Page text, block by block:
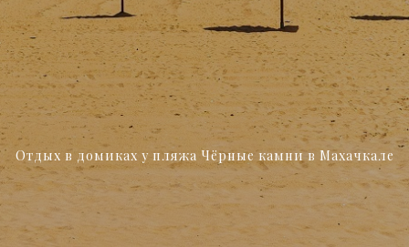
Отдых в домиках у пляжа Чёрные камни в Махачкале